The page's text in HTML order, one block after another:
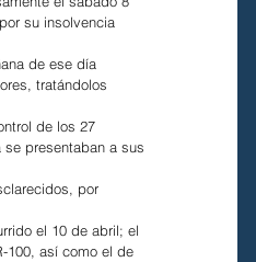
su insolvencia
de ese día
tratándolos
de los 27
presentaban a sus
por
el 10 de abril; el
100, así como el de